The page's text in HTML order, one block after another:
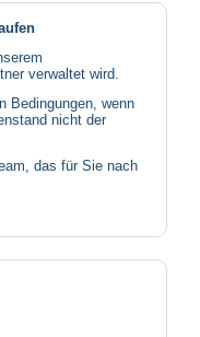
verwaltet wird.
Bedingungen, wenn
nicht der
das für Sie nach